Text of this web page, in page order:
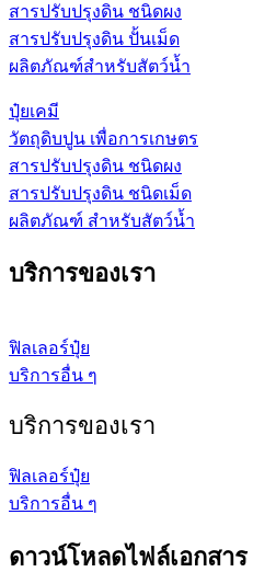
สารปรับปรุงดิน ชนิดผง
สารปรับปรุงดิน ปั้นเม็ด
ผลิตภัณฑ์สำหรับสัตว์น้ำ
ปุ๋ยเคมี
วัตถุดิบปูน เพื่อการเกษตร
สารปรับปรุงดิน ชนิดผง
สารปรับปรุงดิน ชนิดเม็ด
ผลิตภัณฑ์ สำหรับสัตว์น้ำ
บริการของเรา
ฟิลเลอร์ปุ๋ย
บริการอื่น ๆ
บริการของเรา
ฟิลเลอร์ปุ๋ย
บริการอื่น ๆ
ดาวน์โหลดไฟล์เอกสาร